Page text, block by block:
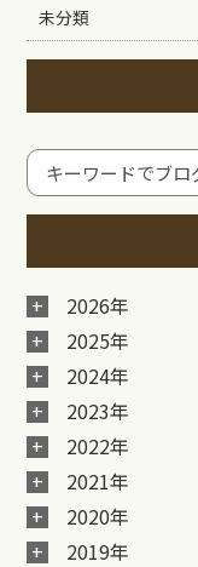
未分類
2026年
2025年
2024年
2023年
2022年
2021年
2020年
2019年